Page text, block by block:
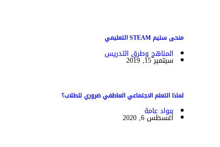
منحى ستيم STEAM التعليمي
المناهج وطرق التدريس
سبتمبر 15, 2019
لماذا التعلم الاجتماعي العاطفي ضروري للطلاب؟
مواد عامة
أغسطس 6, 2020